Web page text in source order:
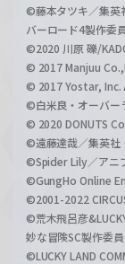
©藤本タツキ／集英
バーロード4製作委
©2020 川原 礫/
© 2017 Manjuu
© 2017 Yostar, Inc.
©白米良・オーバー
© 2020 DONUTS
©遠藤達哉／集英社
©Spider Lily／アニ
©GungHo Online
©2001-2022
©荒木飛呂彦
妙な冒険SC製作委
©LUCKY LAND